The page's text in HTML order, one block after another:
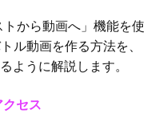
トから動画へ」機能を使
ル動画を作る方法を、
ように解説します。
セス